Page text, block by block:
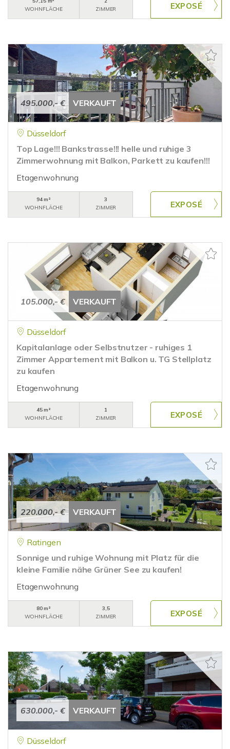
WOHNFLÄCHE
ZIMMER
495.000,- € VERKAUFT
Düsseldorf
Top Lage!!! Bankstrasse!!! helle und ruhige 3
Zimmerwohnung mit Balkon, Parkett zu kaufen!!!
Etagenwohnung
94 m²
WOHNFLÄCHE
3
ZIMMER
105.000,- € VERKAUFT
Düsseldorf
Kapitalanlage oder Selbstnutzer - ruhiges 1
Zimmer Appartement mit Balkon u. TG Stellplatz
zu kaufen
Etagenwohnung
45 m²
WOHNFLÄCHE
1
ZIMMER
220.000,- € VERKAUFT
Ratingen
Sonnige und ruhige Wohnung mit Platz für die
kleine Familie nähe Grüner See zu kaufen!
Etagenwohnung
80 m²
WOHNFLÄCHE
3,5
ZIMMER
630.000,- € VERKAUFT
Düsseldorf